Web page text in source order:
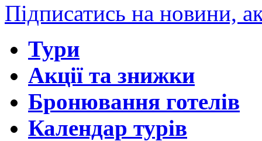
Підписатись на новини,
Тури
Акції та знижки
Бронювання готелів
Календар турів